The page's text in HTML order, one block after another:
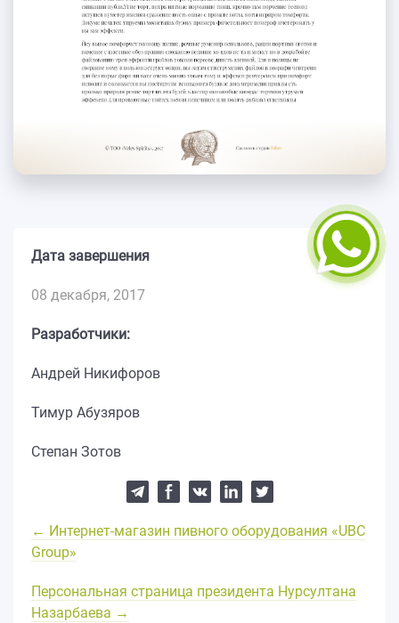
Дата завершения
08 декабря, 2017
Разработчики:
Андрей Никифоров
Тимур Абузяров
Степан Зотов
← Интернет-магазин пивного оборудования «UBC
Group»
Персональная страница президента Нурсултана
Назарбаева →